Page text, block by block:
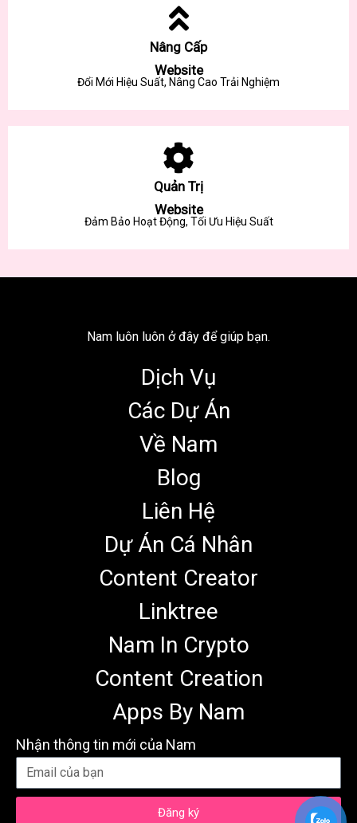
Nâng Cấp
Website
Đổi Mới Hiệu Suất, Nâng Cao Trải Nghiệm
Quản Trị
Website
Đảm Bảo Hoạt Động, Tối Ưu Hiệu Suất
Nam luôn luôn ở đây để giúp bạn.
Dịch Vụ
Các Dự Án
Về Nam
Blog
Liên Hệ
Dự Án Cá Nhân
Content Creator
Linktree
Nam In Crypto
Content Creation
Apps By Nam
Nhận thông tin mới của Nam
Đăng ký